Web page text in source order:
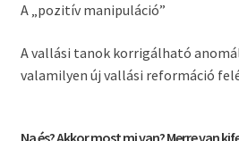
A „pozitív manipuláció”
A vallási tanok korrigálható
valamilyen új vallási reformáció
Na és? Akkor most mi van? Merre van